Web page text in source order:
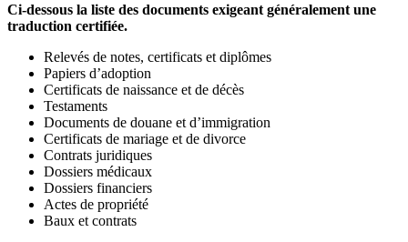
Ci-dessous la liste des documents exigeant généralement une
traduction certifiée.
Relevés de notes, certificats et diplômes
Papiers d’adoption
Certificats de naissance et de décès
Testaments
Documents de douane et d’immigration
Certificats de mariage et de divorce
Contrats juridiques
Dossiers médicaux
Dossiers financiers
Actes de propriété
Baux et contrats